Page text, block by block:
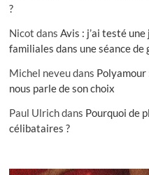
?
Nicot dans Avis : j’ai testé
familiales dans une séance de
Michel neveudans Polyamour
nous parle de son choix
Paul Ulrichdans Pourquoi de
célibataires ?